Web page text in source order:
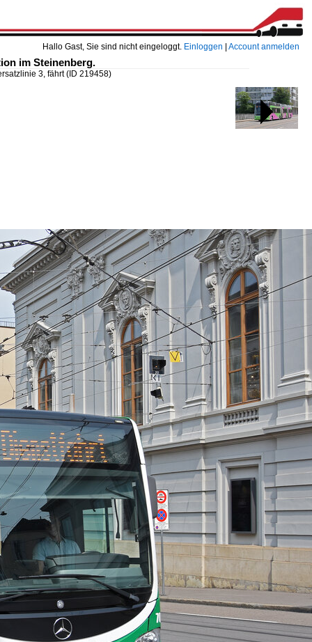
Hallo Gast, Sie sind nicht eingeloggt. Einloggen Account anmelden
im Steinenberg.
3, fährt(ID 219458)